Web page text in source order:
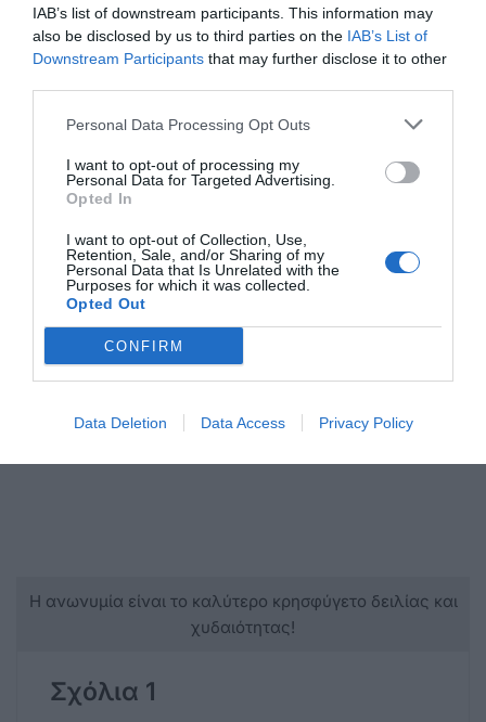
IAB’s list of downstream participants. This information may
also be disclosed by us to third parties on the IAB’s List of
Downstream Participants that may further disclose it to other
Personal Data Processing Opt Outs
I want to opt-out of processing my
Personal Data for Targeted Advertising.
Opted In
I want to opt-out of Collection, Use,
Retention, Sale, and/or Sharing of my
Personal Data that Is Unrelated with the
Purposes for which it was collected.
Opted Out
CONFIRM
Data Deletion Data Access Privacy Policy
Η ανωνυμία είναι το καλύτερο κρησφύγετο δειλίας και
χυδαιότητας!
Σχόλια 1